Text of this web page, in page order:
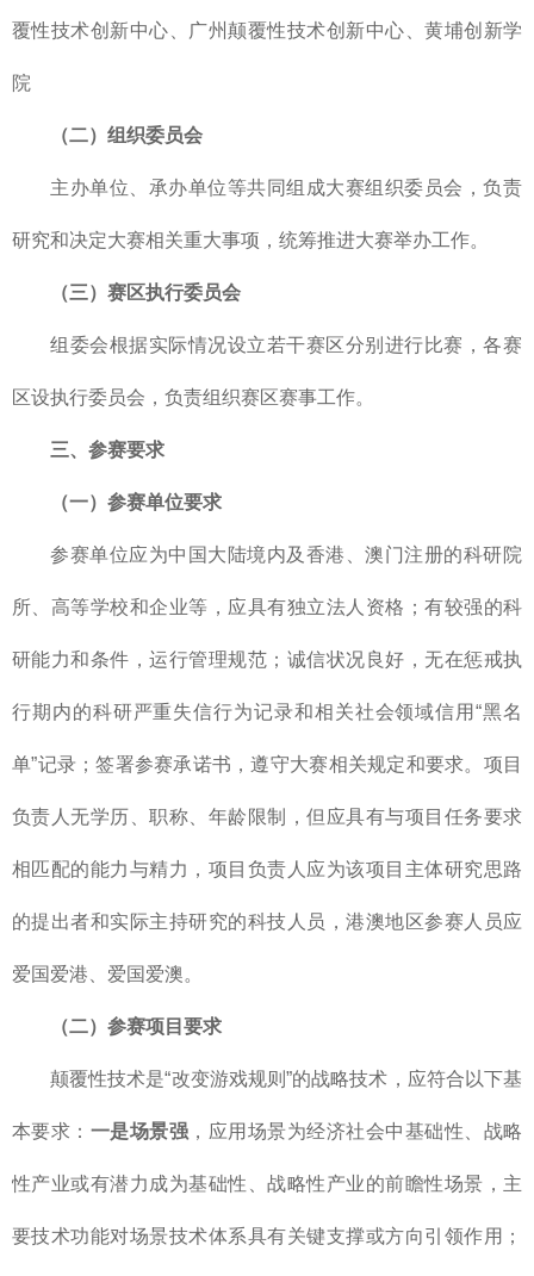
覆性技术创新中心、广州颠覆性技术创新中心、黄埔创新学
院
（二）组织委员会
主办单位、承办单位等共同组成大赛组织委员会，负责
研究和决定大赛相关重大事项，统筹推进大赛举办工作。
（三）赛区执行委员会
组委会根据实际情况设立若干赛区分别进行比赛，各赛
区设执行委员会，负责组织赛区赛事工作。
三、参赛要求
（一）参赛单位要求
参赛单位应为中国大陆境内及香港、澳门注册的科研院
所、高等学校和企业等，应具有独立法人资格；有较强的科
研能力和条件，运行管理规范；诚信状况良好，无在惩戒执
行期内的科研严重失信行为记录和相关社会领域信用“黑名
单”记录；签署参赛承诺书，遵守大赛相关规定和要求。项目
负责人无学历、职称、年龄限制，但应具有与项目任务要求
相匹配的能力与精力，项目负责人应为该项目主体研究思路
的提出者和实际主持研究的科技人员，港澳地区参赛人员应
爱国爱港、爱国爱澳。
（二）参赛项目要求
颠覆性技术是“改变游戏规则”的战略技术，应符合以下基
本要求： 一是场景强 ，应用场景为经济社会中基础性、战略
性产业或有潜力成为基础性、战略性产业的前瞻性场景，主
要技术功能对场景技术体系具有关键支撑或方向引领作用；